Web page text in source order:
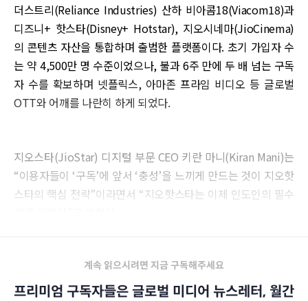
더스트리(Reliance Industries) 산하 비아콤18(Viacom18)과
디즈니+ 핫스타(Disney+ Hotstar), 지오시네마(JioCinema)
의 콘텐츠 자산을 통합하며 출범한 플랫폼이다. 초기 가입자 수
는 약 4,500만 명 수준이었으나, 불과 6주 만에 두 배 넘는 구독
자 수를 확보하며 넷플릭스, 아마존 프라임 비디오 등 글로벌
OTT와 어깨를 나란히 하게 되었다.
지오스타(JioStar) 디지털 부문 CEO 키란 마니(Kiran Mani)는
“이용자들이 ‘구독’에 앞서 ‘충성’을 느끼게 만드는 것이 지오핫
스타의 핵심 전략”이라면서 “지오핫스타는 이제 인도인의 필수
계속 읽으시려면 지금 구독해주세요
프리미엄 구독자들은 글로벌 미디어 뉴스레터, 월간